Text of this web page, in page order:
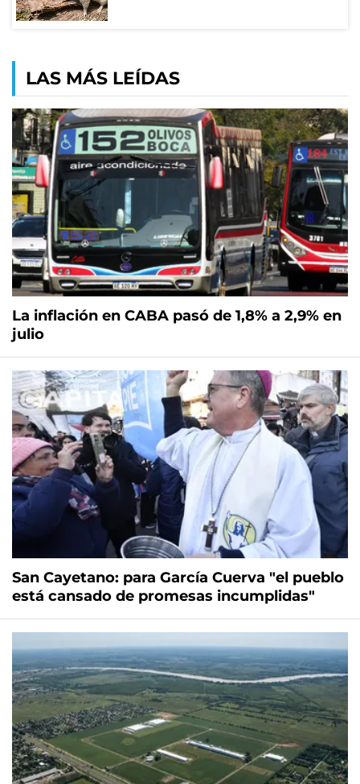
LAS MÁS LEÍDAS
La inflación en CABA pasó de 1,8% a 2,9% en
julio
San Cayetano: para García Cuerva "el pueblo
está cansado de promesas incumplidas"